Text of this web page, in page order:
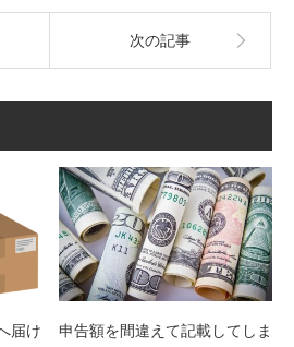
次の記事
届け
申告額を間違えて記載してしま